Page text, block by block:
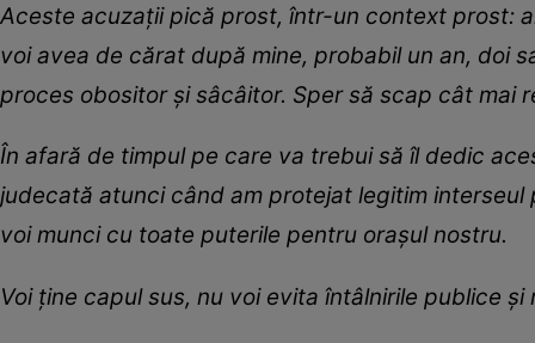
Aceste acuzații pică prost, într-un context prost:
voi avea de cărat după mine, probabil un an, doi
proces obositor și sâcâitor. Sper să scap cât mai
În afară de timpul pe care va trebui să îl dedic
judecată atunci când am protejat legitim
voi munci cu toate puterile pentru orașul nostru.
Voi ține capul sus, nu voi evita întâlnirile publice